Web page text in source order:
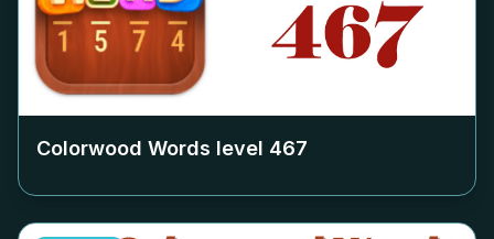
Colorwood Words level 467